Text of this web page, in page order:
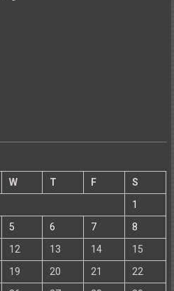
W T F
S
1
5 6 7
8
12 13 14
15
19 20 21
22